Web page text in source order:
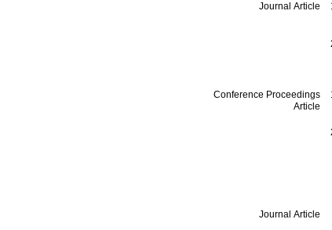
Journal Article
Conference Proceedings
Article
Journal Article